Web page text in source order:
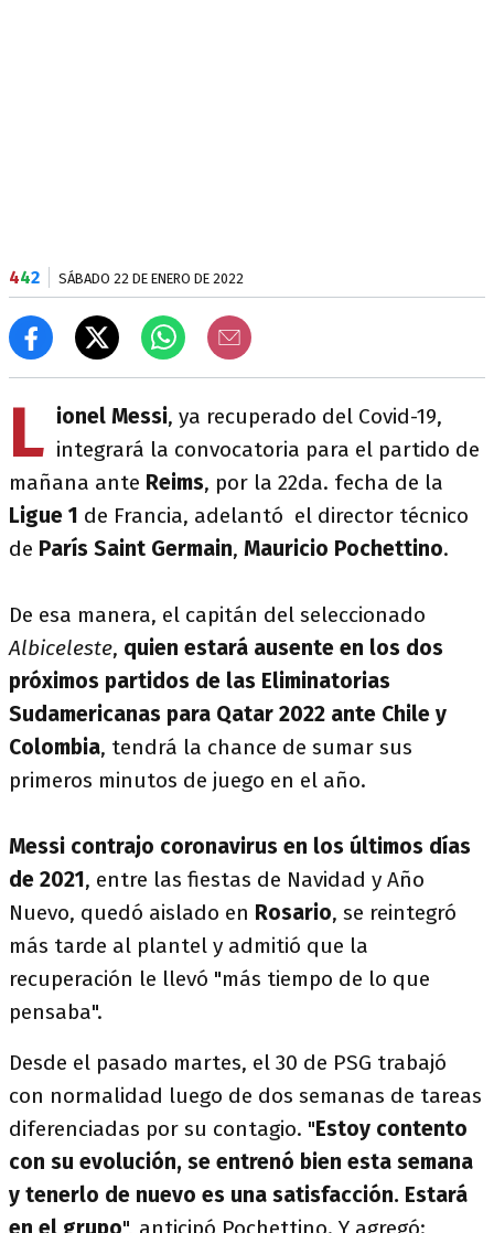
442 SÁBADO 22 DE ENERO DE 2022
L ionel Messi, ya recuperado del Covid-19,
integrará la convocatoria para el partido de
mañana ante Reims, por la 22da. fecha de la
Ligue 1 de Francia, adelantó el director técnico
de París Saint Germain, Mauricio Pochettino.
De esa manera, el capitán del seleccionado
Albiceleste, quien estará ausente en los dos
próximos partidos de las Eliminatorias
Sudamericanas para Qatar 2022 ante Chile y
Colombia, tendrá la chance de sumar sus
primeros minutos de juego en el año.
Messi contrajo coronavirus en los últimos días
de 2021, entre las fiestas de Navidad y Año
Nuevo, quedó aislado en Rosario, se reintegró
más tarde al plantel y admitió que la
recuperación le llevó "más tiempo de lo que
pensaba".
Desde el pasado martes, el 30 de PSG trabajó
con normalidad luego de dos semanas de tareas
diferenciadas por su contagio. "Estoy contento
con su evolución, se entrenó bien esta semana
y tenerlo de nuevo es una satisfacción. Estará